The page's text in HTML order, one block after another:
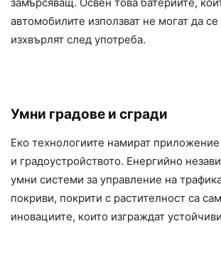
автомобилите използват не могат да
изхвърлят след употреба.
Умни градове и сгради
Еко технологиите намират приложение
и градоустройството. Енергийно
умни системи за управление на
покриви, покрити с растителност са
иновациите, които изграждат